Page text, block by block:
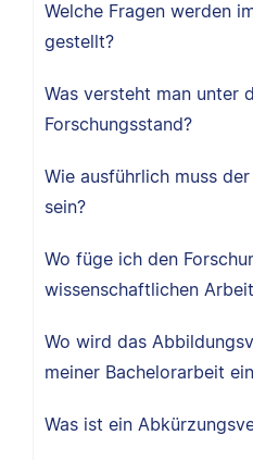
Welche Fragen werden
gestellt?
Was versteht man unter
Forschungsstand?
Wie ausführlich muss
sein?
Wo füge ich den
wissenschaftlichen
Wo wird das
meiner Bachelorarbeit
Was ist ein